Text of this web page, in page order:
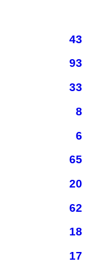
43
93
33
8
6
65
20
62
18
17